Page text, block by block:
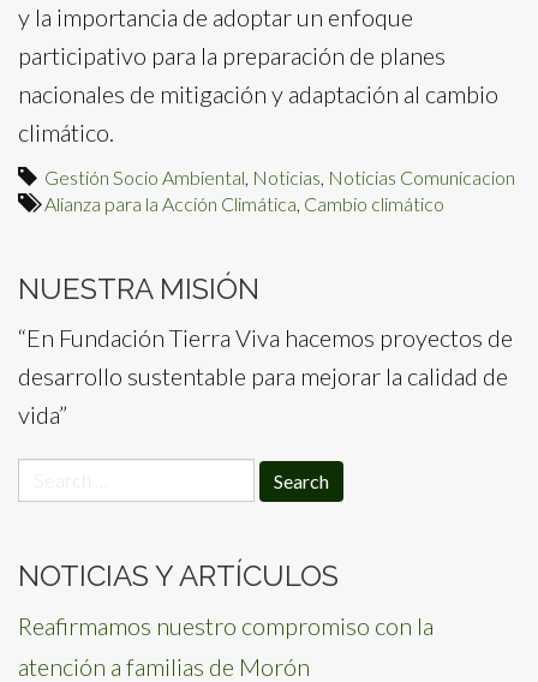
y la importancia de adoptar un enfoque
participativo para la preparación de planes
nacionales de mitigación y adaptación al cambio
climático.
Gestión Socio Ambiental Noticias Noticias Comunicacion
Alianza para la Acción Climática Cambio climático
NUESTRA MISIÓN
“En Fundación Tierra Viva hacemos proyectos de
desarrollo sustentable para mejorar la calidad de
vida”
for:
NOTICIAS Y ARTÍCULOS
Reafirmamos nuestro compromiso con la
atención a familias de Morón